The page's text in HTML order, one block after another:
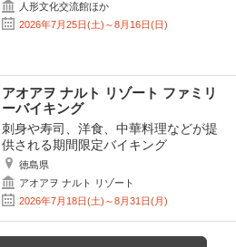
人形文化交流館ほか
2026年7月25日(土)～8月16日(日)
アオアヲ ナルト リゾート ファミリ
ーバイキング
刺身や寿司、洋食、中華料理などが提
供される期間限定バイキング
徳島県
アオアヲ ナルト リゾート
2026年7月18日(土)～8月31日(月)